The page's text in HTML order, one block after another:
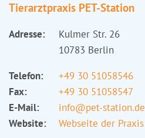
Tierarztpraxis PET-Station
Adresse:
Kulmer Str. 26
10783 Berlin
Telefon:
+49 30 51058546
Fax:
+49 30 51058547
E-Mail:
info@pet-station.de
Website:
Webseite der Praxis